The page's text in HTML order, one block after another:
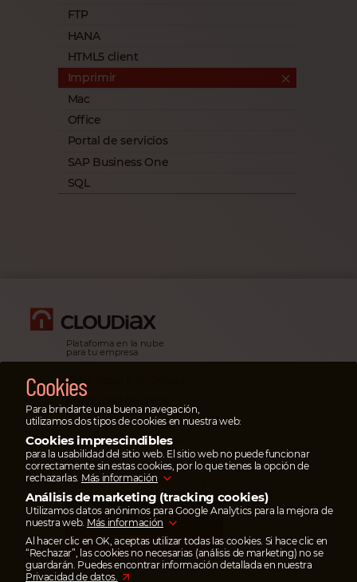
FTP
HANA
HTML5 client
Imprimir
Mac
Office
Portal de servicios
SAP Business One
SQL
Plataforma en la nube
para tu empresa
Aviso legal e impressum
Privacidad de datos
Casos de emergencia
En casos de emergencia
escribe un ticket
en el portal de servicios
ollamanuestra línea directa.
AHORRA HASTA 95%
EN TRANSFERENCIAS
Paga tus facturas
con wise.com
Síguenos y
Cookies
Para brindarte una buena navegación,
utilizamos dos tipos de cookies en nuestra web:
Cookies imprescindibles
para la usabilidad del sitio web. El sitio web no puede funcionar
correctamente sin estas cookies, por lo que tienes la opción de
rechazarlas. Más información
Análisis de marketing (tracking cookies)
Utilizamos datos anónimos para Google Analytics para la mejora de
nuestra web. Más información
Al hacer clic en OK, aceptas utilizar todas las cookies. Si hace clic en
“Rechazar”, las cookies no necesarias (análisis de marketing) no se
guardarán. Puedes encontrar información detallada en nuestra
Privacidad de datos.